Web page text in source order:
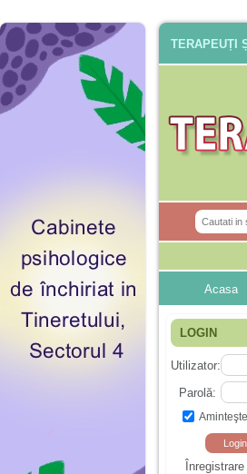
TERAPEUȚI
Acasa
LOGIN
Utilizator:
Parolă: